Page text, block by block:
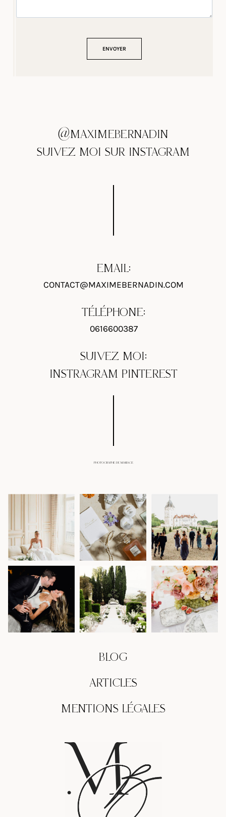
@MAXIMEBERNADIN
SUIVEZ MOI SUR INSTAGRAM
EMAIL:
CONTACT@MAXIMEBERNADIN.COM
TÉLÉPHONE:
0616600387
SUIVEZ MOI:
INSTRAGRAM PINTEREST
PHOTOGRAPHE DE MARIAGE
BLOG
ARTICLES
MENTIONS LÉGALES